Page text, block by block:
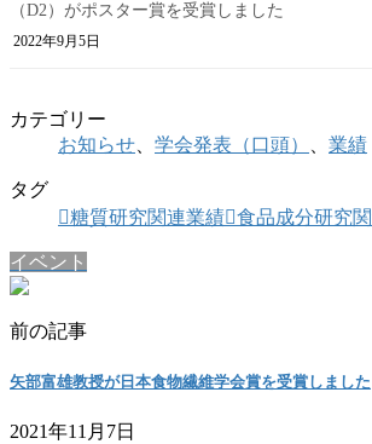
（D2）がポスター賞を受賞しました
2022年9月5日
カテゴリー
お知らせ
学会発表（口頭） 業績
タグ
糖質研究関連業績 食品成分研究
イベント
前の記事
矢部富雄教授が日本食物繊維学会賞を受賞しました
2021年11月7日